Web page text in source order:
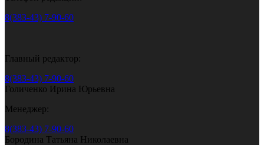
8(383-43) 7-90-60
Главный редактор:
8(383-43) 7-90-60
Голиченко Ирина Юрьевна
Менеджер:
8(383-43) 7-90-60
Бородина Татьяна Николаевна